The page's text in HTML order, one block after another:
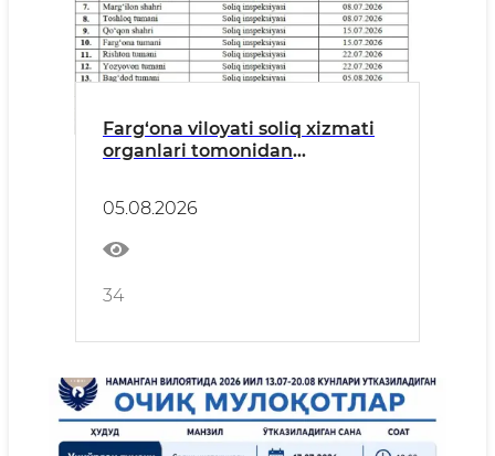
Farg‘ona viloyati soliq xizmati
organlari tomonidan
05.08.2026
34